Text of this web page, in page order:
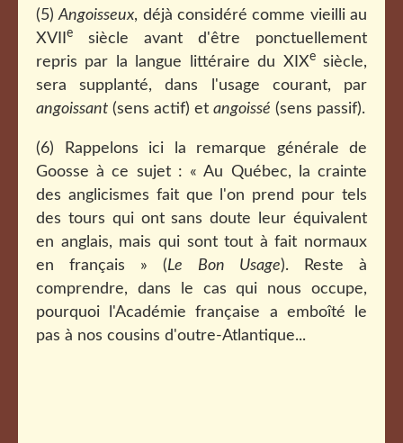
(5)Angoisseux, déjà considéré comme vieilli au
XVII
e
siècle avant d'être ponctuellement
repris par la langue littéraire du XIXesiècle,
sera supplanté, dans l'usage courant, par
angoissant (sens actif) et angoissé (sens passif).
(6) Rappelons ici la remarque générale de
Goosse à ce sujet : « Au Québec, la crainte
des anglicismes fait que l'on prend pour tels
des tours qui ont sans doute leur équivalent
en anglais, mais qui sont tout à fait normaux
en français » (Le Bon Usage). Reste à
comprendre, dans le cas qui nous occupe,
pourquoi l'Académie française a emboîté le
pas à nos cousins d'outre-Atlantique...